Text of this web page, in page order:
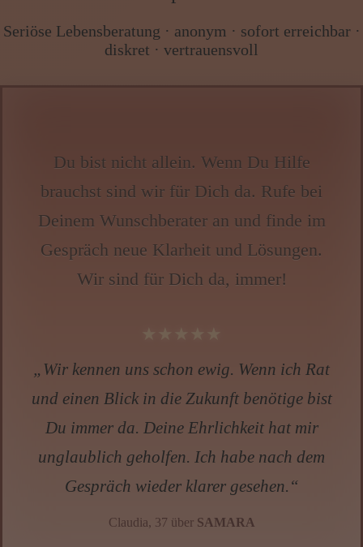
Seriöse Lebensberatung · anonym · sofort erreichbar ·
diskret · vertrauensvoll
Du bist nicht allein. Wenn Du Hilfe
brauchst sind wir für Dich da. Rufe bei
Deinem Wunschberater an und finde im
Gespräch neue Klarheit und Lösungen.
Wir sind für Dich da, immer!
„❤️✨Ich habe wegen einer alten
Herzensgeschichte angerufen, die mich seit
Jahren nicht losließ. Anja-Maria hat mit so
viel Wärme gesprochen, dass ich mitten im
Gespräch weinen musste. Sie hat mir
geholfen, loszulassen – und gleichzeitig